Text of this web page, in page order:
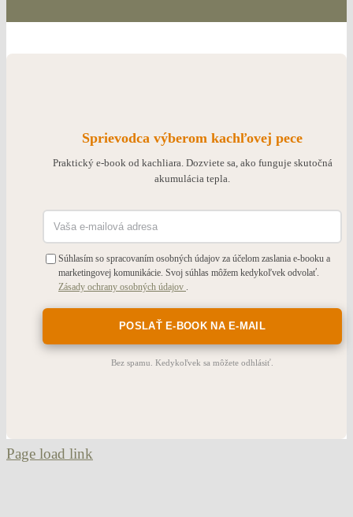
Sprievodca výberom kachľovej pece
Praktický e-book od kachliara. Dozviete sa, ako funguje skutočná
akumulácia tepla.
Súhlasím so spracovaním osobných údajov za účelom zaslania e-booku a
marketingovej komunikácie. Svoj súhlas môžem kedykoľvek odvolať.
Zásady ochrany osobných údajov
Bez spamu. Kedykoľvek sa môžete odhlásiť.
Page load link